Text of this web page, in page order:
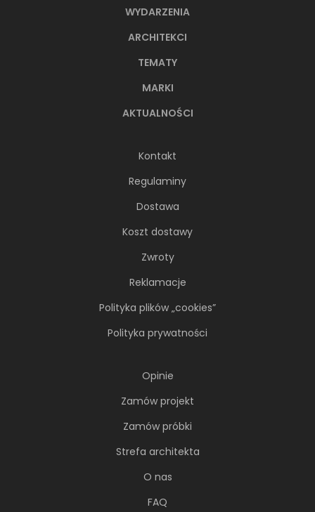
WYDARZENIA
ARCHITEKCI
TEMATY
MARKI
AKTUALNOŚCI
Kontakt
Regulaminy
Dostawa
Koszt dostawy
Zwroty
Reklamacje
Polityka plików „cookies”
Polityka prywatności
Opinie
Zamów projekt
Zamów próbki
Strefa architekta
O nas
FAQ